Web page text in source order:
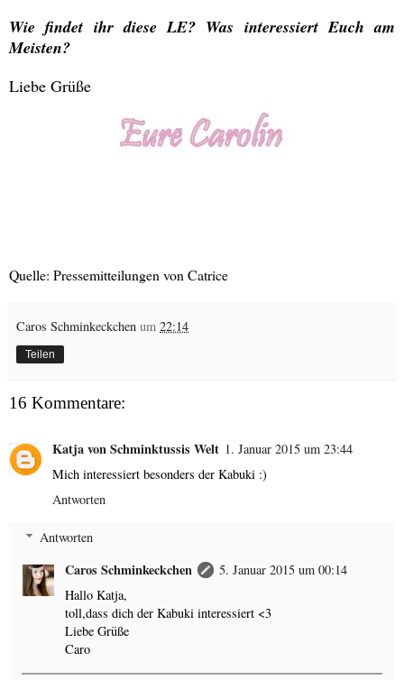
Wie findet ihr diese LE? Was interessiert Euch am
Meisten?
Liebe Grüße
Quelle: Pressemitteilungen von Catrice
Caros Schminkeckchen um 22:14
Teilen
16 Kommentare:
Katja von Schminktussis Welt 1. Januar 2015 um 23:44
Mich interessiert besonders der Kabuki :)
Antworten
Antworten
Caros Schminkeckchen
5. Januar 2015 um 00:14
Hallo Katja,
toll,dass dich der Kabuki interessiert <3
Liebe Grüße
Caro